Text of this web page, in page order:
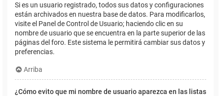
Si es un usuario registrado, todos sus datos y configuraciones
están archivados en nuestra base de datos. Para modificarlos,
visite el Panel de Control de Usuario; haciendo clic en su
nombre de usuario que se encuentra en la parte superior de las
páginas del foro. Este sistema le permitirá cambiar sus datos y
preferencias.
Arriba
¿Cómo evito que mi nombre de usuario aparezca en las listas